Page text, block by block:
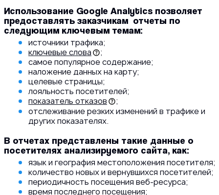
Использование Google Analytics позволяет
предоставлять заказчикам отчеты по
следующим ключевым темам:
источники трафика;
ключевые слова
;
самое популярное содержание;
наложение данных на карту;
целевые страницы;
лояльность посетителей;
показатель отказов
;
отслеживание резких изменений в трафике и
других показателях.
В отчетах представлены такие данные о
посетителях анализируемого сайта, как:
язык и география местоположения посетителя;
количество новых и вернувшихся посетителей;
периодичность посещения веб-ресурса;
время последнего посещения;